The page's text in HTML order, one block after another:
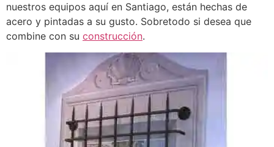
nuestros equipos aquí en Santiago, están hechas de
acero y pintadas a su gusto. Sobretodo si desea que
combine con su construcción.